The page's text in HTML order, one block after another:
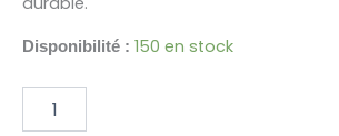
Disponibilité : 150 en stock